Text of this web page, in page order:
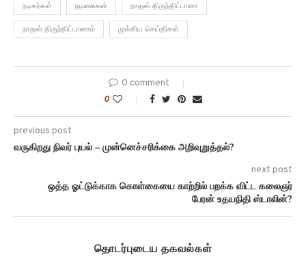
நடிகர்கள் நடிகைகள் நாதஸ் திருந்திட்டானா
நாதஸ் திருந்திட்டானாம் முக்கிய செய்திகள்
0 comment
0
previous post
வருகிறது நிவர் புயல் – முன்னெச்சரிக்கை அறிவுறுத்தல்?
next post
ஒத்த ஓட்டுக்காக கொள்கையை காற்றில் பறக்க விட்ட கலைஞர்
பேரன் உதயநிதி ஸ்டாலின்?
தொடர்புடைய தகவல்கள்